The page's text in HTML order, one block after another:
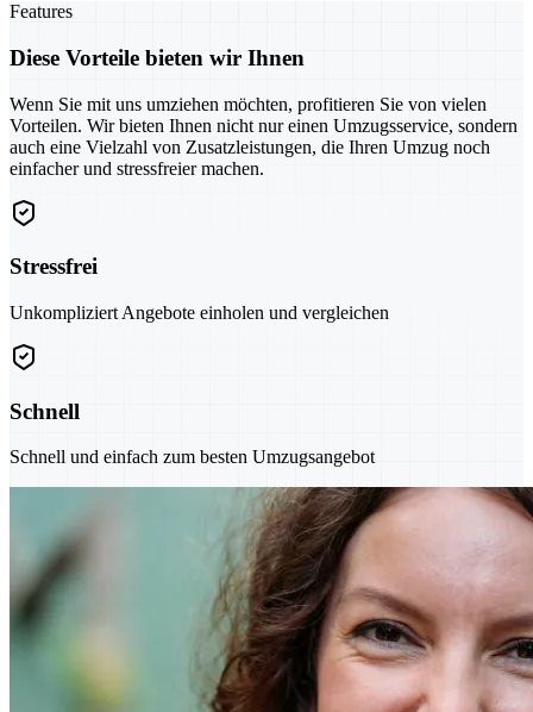
Features
Diese Vorteile bieten wir Ihnen
Wenn Sie mit uns umziehen möchten, profitieren Sie von vielen
Vorteilen. Wir bieten Ihnen nicht nur einen Umzugsservice, sondern
auch eine Vielzahl von Zusatzleistungen, die Ihren Umzug noch
einfacher und stressfreier machen.
Stressfrei
Unkompliziert Angebote einholen und vergleichen
Schnell
Schnell und einfach zum besten Umzugsangebot